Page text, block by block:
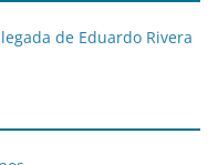
de Eduardo Rivera